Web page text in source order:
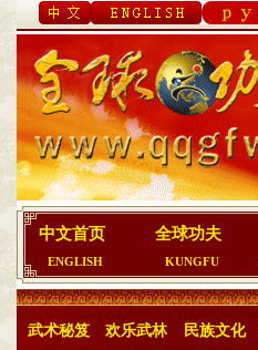
中文首页
ENGLISH
全球功夫
KUNGFU
武术秘笈 欢乐武林 民族文化